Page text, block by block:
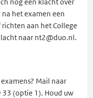
het examen een
aan het College
naar nt2@duo.nl.
Mail naar
(optie 1). Houd uw